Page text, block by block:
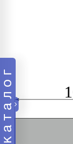
каталог